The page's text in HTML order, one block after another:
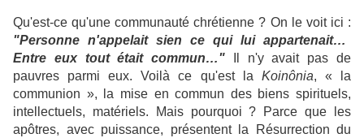
Qu'est-ce qu'une communauté chrétienne ? On le voit ici :
"Personne n'appelait sien ce qui lui appartenait…
Entre eux tout était commun…" Il n'y avait pas de
pauvres parmi eux. Voilà ce qu'est la Koinônia, « la
communion », la mise en commun des biens spirituels,
intellectuels, matériels. Mais pourquoi ?
Parce que les
apôtres, avec puissance, présentent
la Résurrection du